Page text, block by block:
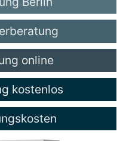
online
kostenlos